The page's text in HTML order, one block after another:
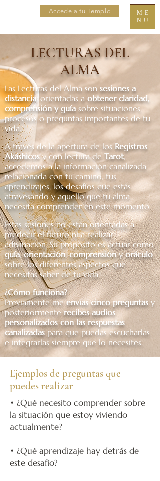
ME
NU
Accede a tu Templo
LECTURAS DEL
ALMA
Las Lecturas del Alma son sesiones a
distancia, orientadas a obtener claridad,
comprensión y guía sobre situaciones,
procesos o preguntas importantes de tu
vida.​
A través de la apertura de los Registros
Akáshicosy con lectura de Tarot,
accedemos a la información canalizada
relacionada con tu camino, tus
aprendizajes, los desafíos que estás
atravesando y aquello que tu alma
necesita comprender en este momento.
Estas sesionesno están orientadas a
predecir el futuro ni a realizar
adivinación. Su propósito es actuar como
guía,orientación,comprensiónyoráculo
sobre los diferentes aspectos que
necesitas saber de tu vida.
¿Cómo funciona?
Previamente meenvías cinco preguntasy
posteriormenterecibes audios
personalizados con las respuestas
canalizadas para que puedas escucharlas
e integrarlas siempre que lo necesites.
Ejemplos de preguntas que
puedes realizar
• ¿Qué necesito comprender sobre
la situación que estoy viviendo
actualmente?
• ¿Qué aprendizaje hay detrás de
este desafío?